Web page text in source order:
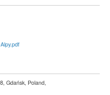
Gdańsk, Poland,